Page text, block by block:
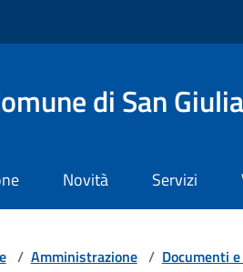
di San
Novità Servizi
/ Amministrazione / Documenti